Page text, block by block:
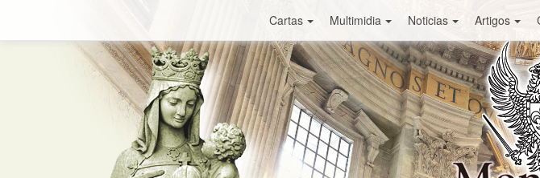
Cartas Multimidia Noticias Artigos